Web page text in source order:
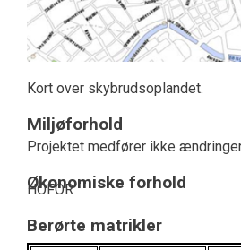
Kort over skybrudsoplandet.
Miljøforhold
Projektet medfører ikke
Økonomiske forhold
HOFOR
Berørte matrikler